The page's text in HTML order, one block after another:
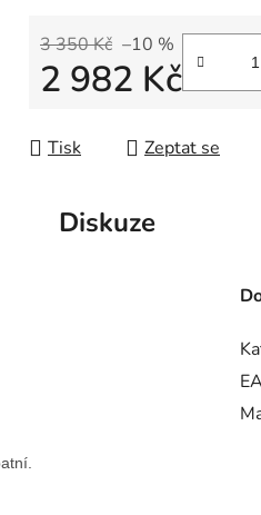
3 350 Kč –10 %
2 982 Kč
Tisk Zeptat se
Diskuze